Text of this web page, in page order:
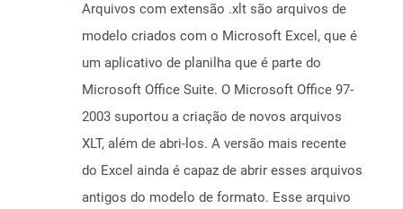
Arquivos com extensão .xlt são arquivos de
modelo criados com o Microsoft Excel, que é
um aplicativo de planilha que é parte do
Microsoft Office Suite. O Microsoft Office 97-
2003 suportou a criação de novos arquivos
XLT, além de abri-los. A versão mais recente
do Excel ainda é capaz de abrir esses arquivos
antigos do modelo de formato. Esse arquivo